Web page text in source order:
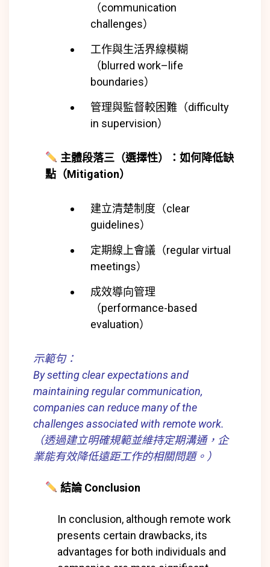
（communication
challenges）
工作與生活界線模糊
（blurred work–life
boundaries）
管理與監督較困難（difficulty
in supervision）
主體段落三（選擇性）：如何降低缺
點（Mitigation）
建立清楚制度（clear
guidelines）
定期線上會議（regular virtual
meetings）
成效導向管理
（performance-based
evaluation）
示範句：
By setting clear expectations and
maintaining regular communication,
companies can reduce many of the
challenges associated with remote work.
（透過建立明確規範並維持定期溝通，企
業能有效降低遠距工作的相關問題。）
結論 Conclusion
In conclusion, although remote work
presents certain drawbacks, its
advantages for both individuals and